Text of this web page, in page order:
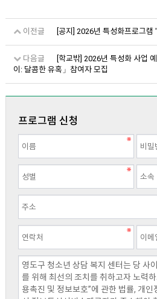
이전글 [공지] 2026년 특성화프로그램
다음글
[학교밖] 2026년 특성화 사업
이: 달콤한 유혹」참여자 모집
프로그램 신청